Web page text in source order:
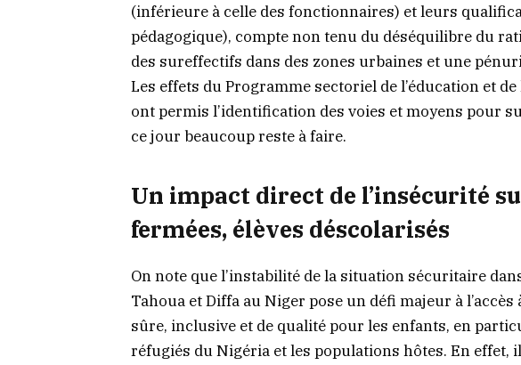
(inférieure à celle des fonctionnaires) et leurs
pédagogique), compte non tenu du déséquilibre du
des sureffectifs dans des zones urbaines et une
Les effets du Programme sectoriel de l’éducation et
ont permis l’identification des voies et moyens pour
ce jour beaucoup reste à faire.
Un impact direct de l’insécurité
fermées, élèves déscolarisés
On note que l’instabilité de la situation sécuritaire
Tahoua et Diffa au Niger pose un défi majeur à
sûre, inclusive et de qualité pour les enfants, en
réfugiés du Nigéria et les populations hôtes. En effet,